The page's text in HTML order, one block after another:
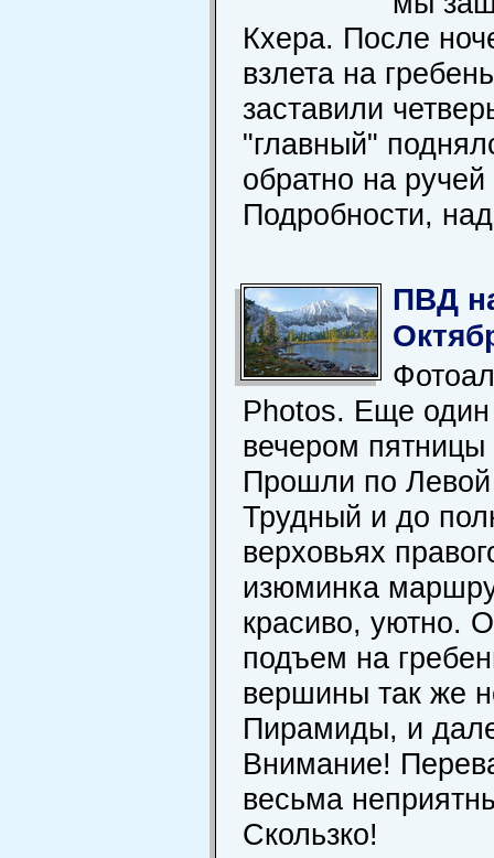
Кхера. После
взлета на
заставили
"главный"
обратно на
Подробности,
ПВД
Photos. Еще
вечером пятницы
Прошли по Левой
Трудный и до
верховьях
изюминка
красиво, уютно.
подъем на
вершины так же
Пирамиды, и
Внимание!
весьма
Скользко!